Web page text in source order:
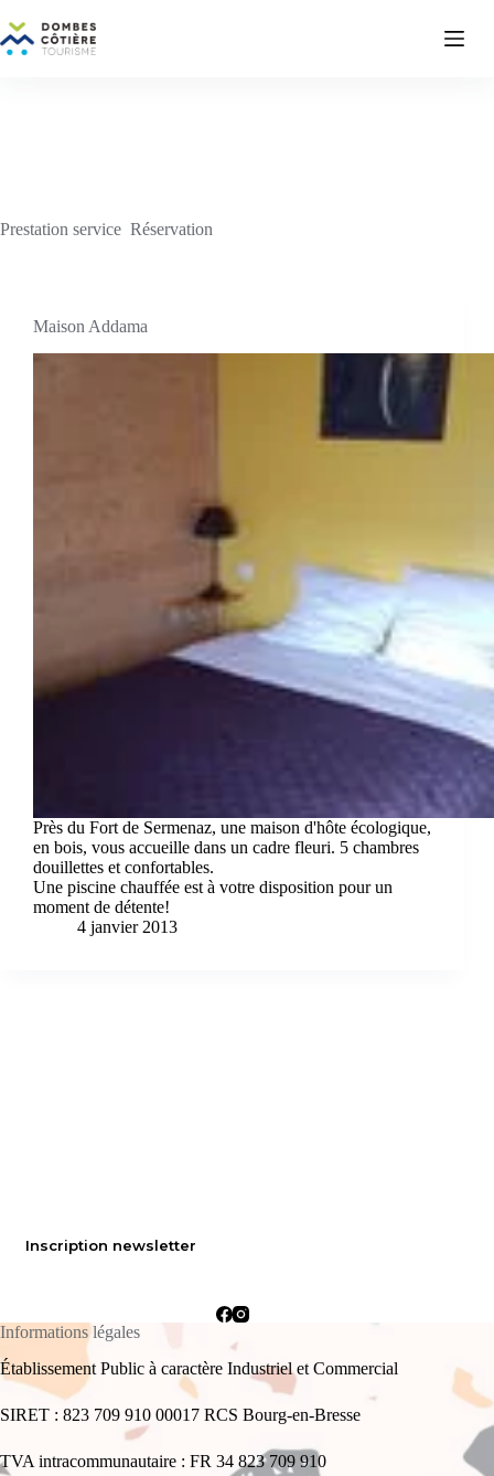
au
contenu
Prestation service Réservation
Maison Addama
Près du Fort de Sermenaz, une maison d'hôte écologique,
en bois, vous accueille dans un cadre fleuri. 5 chambres
douillettes et confortables.
Une piscine chauffée est à votre disposition pour un
moment de détente!
4 janvier 2013
Inscription newsletter
Informations légales
Établissement Public à caractère Industriel et Commercial
SIRET : 823 709 910 00017 RCS Bourg-en-Bresse
TVA intracommunautaire : FR 34 823 709 910